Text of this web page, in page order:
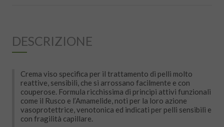
DESCRIZIONE
Crema viso specifica per il trattamento di pelli molto
reattive, sensibili, che si arrossano facilmente e con
couperose. Formula ricchissima di principi attivi funzionali
come il Rusco e l’Amamelide, noti per la loro azione
vasoprotettrice, venotonica ed indicati per pelli sensibili e
con fragilità capillare.